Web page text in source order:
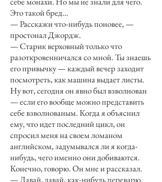
Это такой бред…
— Расскажи что-нибудь поновее, —
простонал Джордж.
— Старик верховный только что
разоткровенничался со мной. Ты знаешь
его привычку — каждый вечер заходит
посмотреть, как машина выдает листы.
Ну вот, сегодня он явно был взволнован
— если его вообще можно представить
себе взволнованым. Когда я объяснил
ему, что идет последний цикл, он
спросил меня на своем ломаном
английском, задумывался ли я когда-
нибудь, чего именно они добиваются.
Конечно, говорю. Он мне и рассказал.
— Давай, давай, как-нибудь переварю.